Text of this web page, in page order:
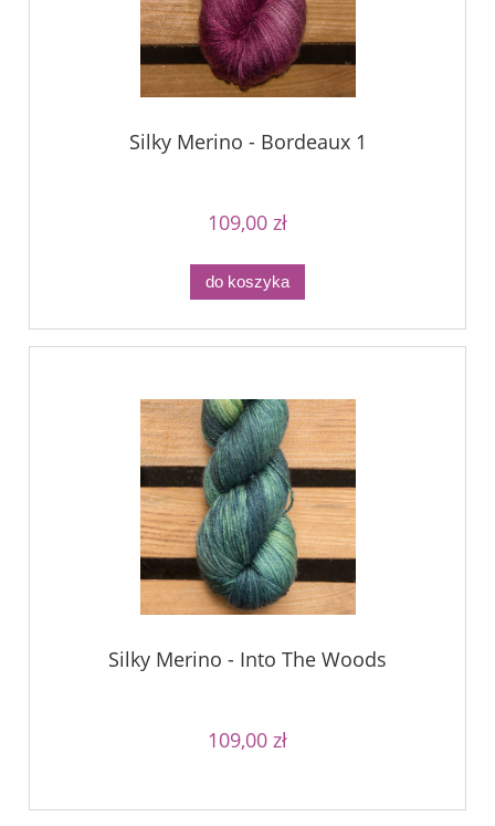
Silky Merino - Bordeaux 1
109,00 zł
do koszyka
Silky Merino - Into The Woods
109,00 zł